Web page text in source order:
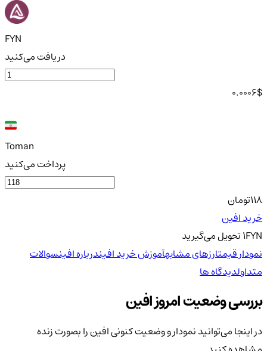
FYN
دریافت می‌کنید
0.0006$
Toman
پرداخت می‌کنید
118تومان
خرید افین
1FYNتحویلمی‌گیرید
نمودار قیمتارزهای مشابهآموزش خرید افیندرباره افینسوالات
متداولدیدگاه ها
بررسی وضعیت امروز افین
در اینجا می‌توانید نمودار و وضعیت کنونی افین را بصورت زنده